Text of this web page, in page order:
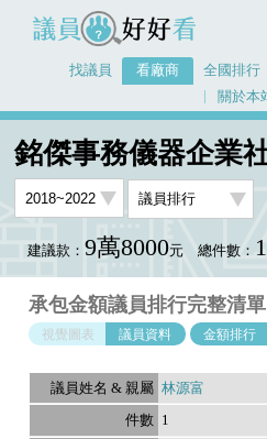
議員好好看
找議員 看廠商 全國排行
關於本
銘傑事務儀器企業
建議款： 9萬8000元 總件數： 1
承包金額議員排行完整清單
視覺圖表 議員資料 金額排行
林源富
1